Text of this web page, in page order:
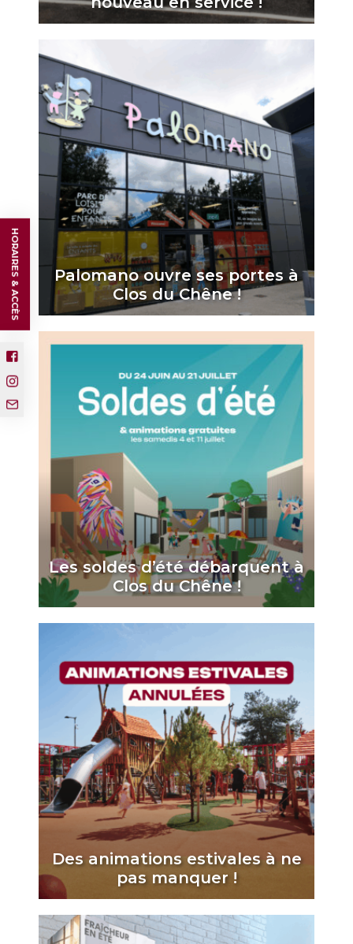
Palomano ouvre ses portes à
Clos du Chêne !
Les soldes d’été débarquent à
Clos du Chêne !
Des animations estivales à ne
pas manquer !
HORAIRES & ACCÈS